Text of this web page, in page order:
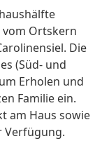
Ortskern
Die
(Süd- und
Erholen und
Familie ein.
am Haus sowie
Verfügung.